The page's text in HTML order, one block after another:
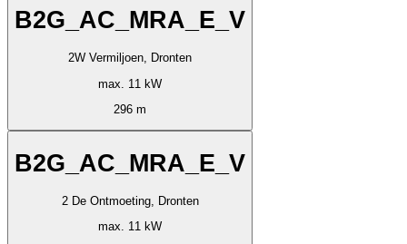
B2G_AC_MRA_E_V
2W Vermiljoen, Dronten
max. 11 kW
296 m
B2G_AC_MRA_E_V
2 De Ontmoeting, Dronten
max. 11 kW